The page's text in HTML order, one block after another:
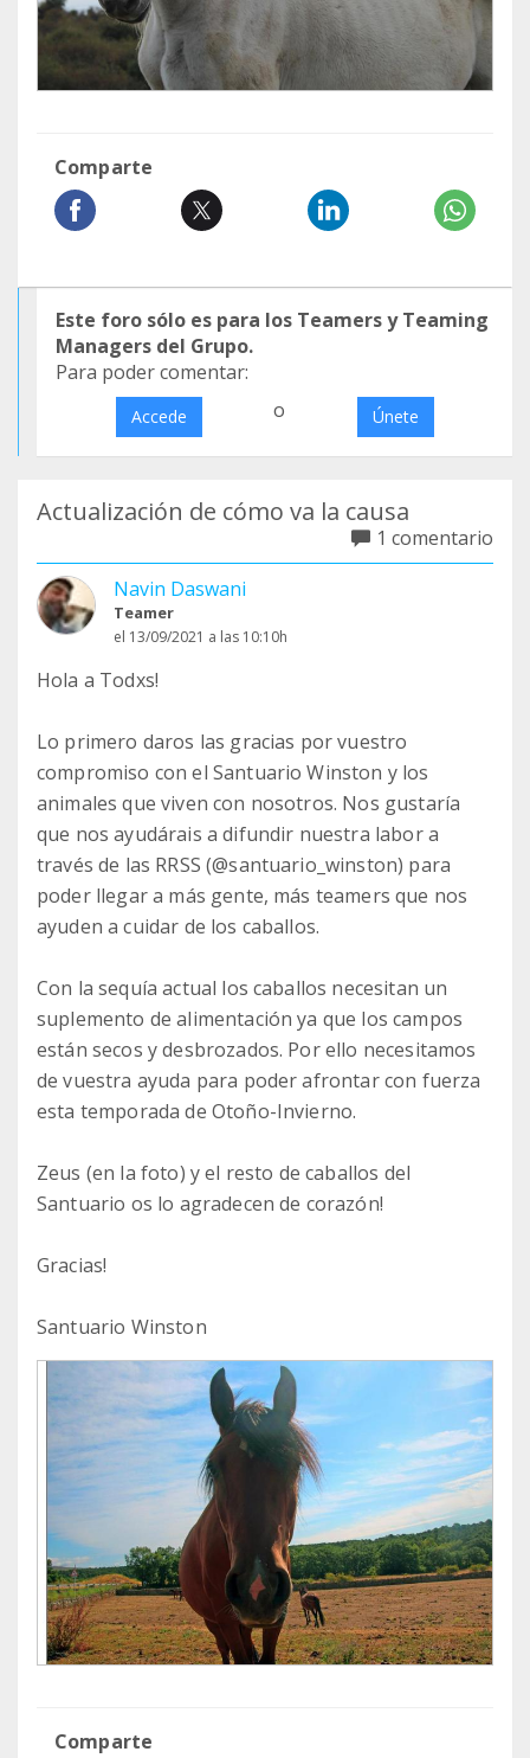
Comparte
Este foro sólo es para los Teamers y Teaming
Managers del Grupo.
Para poder comentar:
Accede o Únete
Actualización de cómo va la causa
1 comentario
Navin Daswani
Teamer
el 13/09/2021 a las 10:10h
Hola a Todxs!
Lo primero daros las gracias por vuestro
compromiso con el Santuario Winston y los
animales que viven con nosotros. Nos gustaría
que nos ayudárais a difundir nuestra labor a
través de las RRSS (@santuario_winston) para
poder llegar a más gente, más teamers que nos
ayuden a cuidar de los caballos.
Con la sequía actual los caballos necesitan un
suplemento de alimentación ya que los campos
están secos y desbrozados. Por ello necesitamos
de vuestra ayuda para poder afrontar con fuerza
esta temporada de Otoño-Invierno.
Zeus (en la foto) y el resto de caballos del
Santuario os lo agradecen de corazón!
Gracias!
Santuario Winston
Comparte